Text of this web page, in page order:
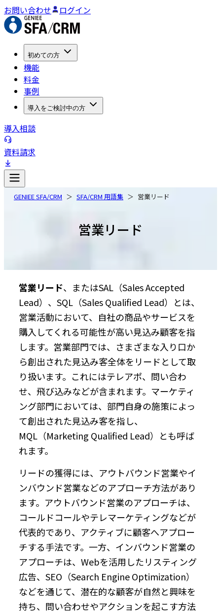
お問い合わせ ログイン
初めての方
機能
料金
事例
導入をご検討中の方
導入相談
資料請求
GENIEE SFA/CRM SFA/CRM 用語集 営業リード
営業リード
営業リード、またはSAL（Sales Accepted
Lead）、SQL（Sales Qualified Lead）とは、
営業活動において、自社の商品やサービスを
購入してくれる可能性が高い見込み顧客を指
します。営業部門では、さまざまな入り口か
ら創出された見込み客全体をリードとして取
り扱います。これにはテレアポ、問い合わ
せ、飛び込みなどが含まれます。マーケティ
ング部門においては、部門自身の施策によっ
て創出された見込み客を指し、
MQL（Marketing Qualified Lead）とも呼ば
れます。
リードの獲得には、アウトバウンド営業やイ
ンバウンド営業などのアプローチ方法があり
ます。アウトバウンド営業のアプローチは、
コールドコールやテレマーケティングなどが
代表的であり、アクティブに顧客へアプロー
チする手法です。一方、インバウンド営業の
アプローチは、Webを活用したリスティング
広告、SEO（Search Engine Optimization）
などを通じて、潜在的な顧客が自然と興味を
持ち、問い合わせやアクションを起こす方法